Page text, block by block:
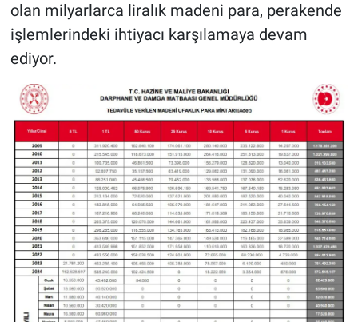
olan milyarlarca liralık madeni para, perakende
işlemlerindeki ihtiyacı karşılamaya devam
ediyor.